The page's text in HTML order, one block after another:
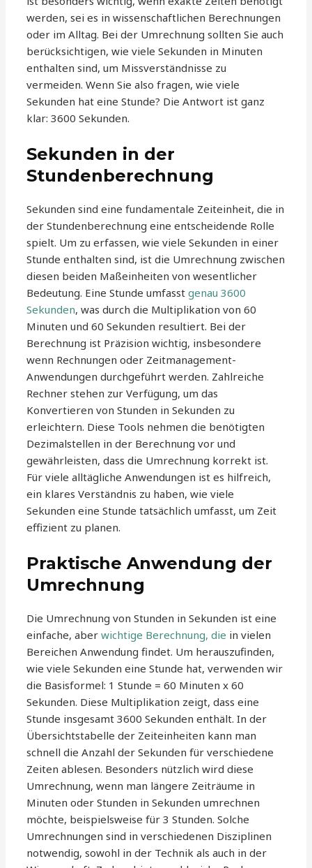
werden, sei es in wissenschaftlichen Berechnungen
oder im Alltag. Bei der Umrechnung sollten Sie auch
berücksichtigen, wie viele Sekunden in Minuten
enthalten sind, um Missverständnisse zu
vermeiden. Wenn Sie also fragen, wie viele
Sekunden hat eine Stunde? Die Antwort ist ganz
klar: 3600 Sekunden.
Sekunden in der
Stundenberechnung
Sekunden sind eine fundamentale Zeiteinheit, die in
der Stundenberechnung eine entscheidende Rolle
spielt. Um zu erfassen, wie viele Sekunden in einer
Stunde enthalten sind, ist die Umrechnung zwischen
diesen beiden Maßeinheiten von wesentlicher
Bedeutung. Eine Stunde umfasstgenau 3600
Sekunden, was durch die Multiplikation von 60
Minuten und 60 Sekunden resultiert. Bei der
Berechnung ist Präzision wichtig, insbesondere
wenn Rechnungen oder Zeitmanagement-
Anwendungen durchgeführt werden. Zahlreiche
Rechner stehen zur Verfügung, um das
Konvertieren von Stunden in Sekunden zu
erleichtern. Diese Tools nehmen die benötigten
Dezimalstellen in der Berechnung vor und
gewährleisten, dass die Umrechnung korrekt ist.
Für viele alltägliche Anwendungen ist es hilfreich,
ein klares Verständnis zu haben, wie viele
Sekunden eine Stunde tatsächlich umfasst, um Zeit
effizient zu planen.
Praktische Anwendung der
Umrechnung
Die Umrechnung von Stunden in Sekunden ist eine
einfache, aberwichtige Berechnung, die in vielen
Bereichen Anwendung findet. Um herauszufinden,
wie viele Sekunden eine Stunde hat, verwenden wir
die Basisformel: 1 Stunde = 60 Minuten x 60
Sekunden. Diese Multiplikation zeigt, dass eine
Stunde insgesamt 3600 Sekunden enthält. In der
Übersichtstabelle der Zeiteinheiten kann man
schnell die Anzahl der Sekunden für verschiedene
Zeiten ablesen. Besonders nützlich wird diese
Umrechnung, wenn man längere Zeiträume in
Minuten oder Stunden in Sekunden umrechnen
möchte, beispielsweise für 3 Stunden. Solche
Umrechnungen sind in verschiedenen Disziplinen
notwendig, sowohl in der Technik als auch in der